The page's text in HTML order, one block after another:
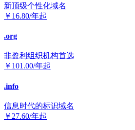
新顶级个性化域名
￥ 16.80/年起
.org
非盈利组织机构首选
￥ 101.00/年起
.info
信息时代的标识域名
￥ 27.60/年起